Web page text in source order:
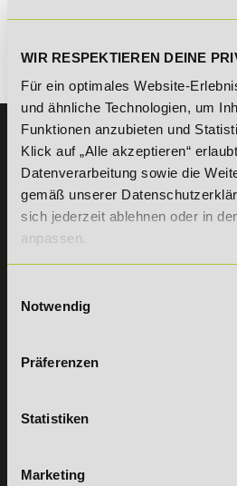
WIR RESPEKTIEREN DEINE
Für ein optimales Website-
und ähnliche Technologien, um
Funktionen anzubieten und
Klick auf „Alle akzeptieren“
Datenverarbeitung sowie die
gemäß unserer
sich jederzeit ablehnen oder in
anpassen.
Notwendig
Präferenzen
Statistiken
Marketing
KONTAKT
07191 - 22986 - 0
+49 (0) 7191 9513203
DeLSt GmbH - Deutsches eLearning
Willy-Brandt-Platz 2
Aus dem Ausland:
Montag bis Donnerstag: 8:00 - 19:00 Uhr